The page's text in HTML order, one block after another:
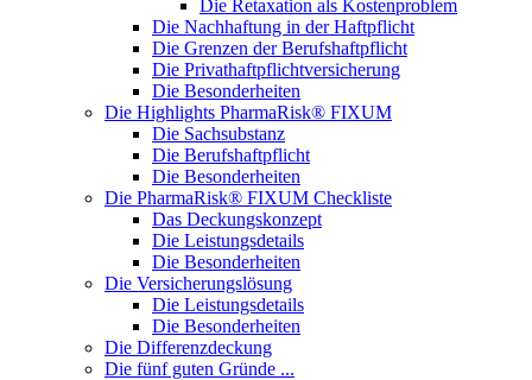
Die Retaxation als Kostenproblem
Die Nachhaftung in der Haftpflicht
Die Grenzen der Berufshaftpflicht
Die Privathaftpflichtversicherung
Die Besonderheiten
Die Highlights PharmaRisk® FIXUM
Die Sachsubstanz
Die Berufshaftpflicht
Die Besonderheiten
Die PharmaRisk® FIXUM Checkliste
Das Deckungskonzept
Die Leistungsdetails
Die Besonderheiten
Die Versicherungslösung
Die Leistungsdetails
Die Besonderheiten
Die Differenzdeckung
Die fünf guten Gründe ...